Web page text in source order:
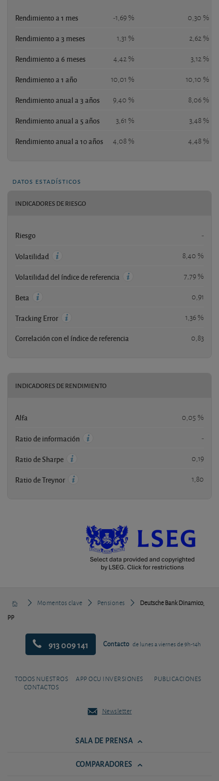
Rendimiento a 1 mes -1,69 % 0,30 %
Rendimiento a 3 meses 1,31 % 2,62 %
Rendimiento a 6 meses 4,42 % 3,12 %
Rendimiento a 1 año 10,01 % 10,10 %
Rendimiento anual a 3 años 9,40 % 8,06 %
Rendimiento anual a 5 años 3,61 % 3,48 %
Rendimiento anual a 10 años 4,08 % 4,48 %
datos estadísticos
INDICADORES DE RIESGO
Riesgo -
Volatilidad 8,40 %
Volatilidad del índice de referencia 7,79 %
Beta 0,91
Tracking Error 1,36 %
Correlación con el índice de referencia 0,83
INDICADORES DE RENDIMIENTO
Alfa 0,05 %
Ratio de información -
Ratio de Sharpe 0,19
Ratio de Treynor 1,80
Momentos clave Pensiones
Deutsche Bank Dinamico,
PP
913 009 141 Contacto de lunes a viernes de 9h-14h
TODOS NUESTROS
CONTACTOS
APP OCU INVERSIONES PUBLICACIONES
Newsletter
SALA DE PRENSA
COMPARADORES